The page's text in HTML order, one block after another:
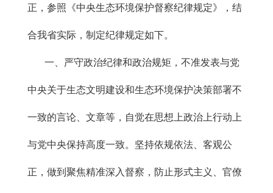
正，参照《中央生态环境保护督察纪律规定》，结
合我省实际，制定纪律规定如下。
一、严守政治纪律和政治规矩，不准发表与党
中央关于生态文明建设和生态环境保护决策部署不
一致的言论、文章等，自觉在思想上政治上行动上
与党中央保持高度一致。坚持依规依法、客观公
正，做到聚焦精准深入督察，防止形式主义、官僚